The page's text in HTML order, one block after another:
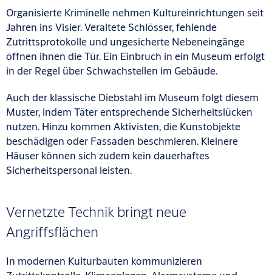
Organisierte Kriminelle nehmen Kultureinrichtungen seit
Jahren ins Visier. Veraltete Schlösser, fehlende
Zutrittsprotokolle und ungesicherte Nebeneingänge
öffnen ihnen die Tür. Ein Einbruch in ein Museum erfolgt
in der Regel über Schwachstellen im Gebäude.
Auch der klassische Diebstahl im Museum folgt diesem
Muster, indem Täter entsprechende Sicherheitslücken
nutzen. Hinzu kommen Aktivisten, die Kunstobjekte
beschädigen oder Fassaden beschmieren. Kleinere
Häuser können sich zudem kein dauerhaftes
Sicherheitspersonal leisten.
Vernetzte Technik bringt neue
Angriffsflächen
In modernen Kulturbauten kommunizieren